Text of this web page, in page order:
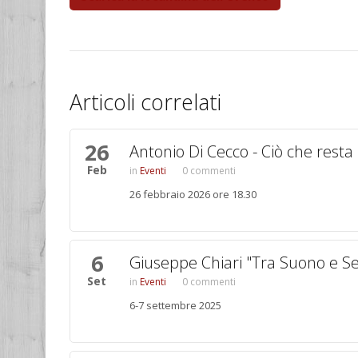
Articoli correlati
26
Feb
Antonio Di Cecco - Ciò che resta
Eventi 0 commenti
26 febbraio 2026 ore 18.30
6
Set
Giuseppe Chiari "Tra Suono e
Eventi 0 commenti
6-7 settembre 2025
Pagine